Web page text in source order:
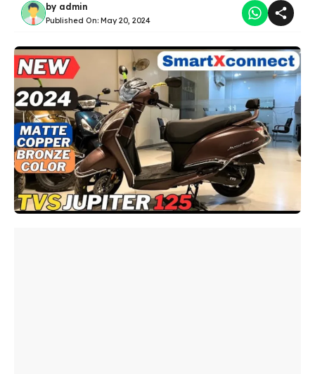
by admin
Published On: May 20, 2024